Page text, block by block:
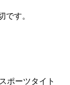
です。
ポーツタイト